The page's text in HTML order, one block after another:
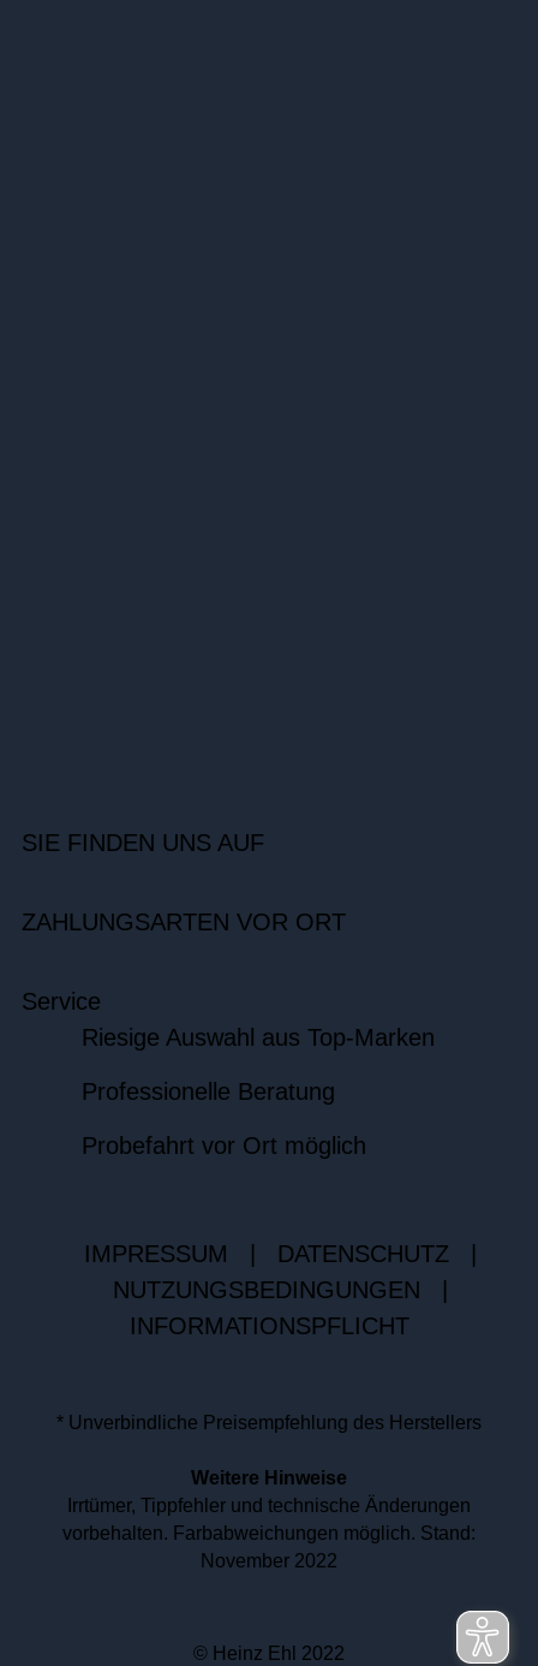
SIE FINDEN UNS AUF
ZAHLUNGSARTEN VOR ORT
Service
Riesige Auswahl aus Top-Marken
Professionelle Beratung
Probefahrt vor Ort möglich
IMPRESSUM DATENSCHUTZ
NUTZUNGSBEDINGUNGEN
INFORMATIONSPFLICHT
* Unverbindliche Preisempfehlung des Herstellers
Weitere Hinweise
Irrtümer, Tippfehler und technische Änderungen
vorbehalten. Farbabweichungen möglich. Stand:
November 2022
© Heinz Ehl 2022